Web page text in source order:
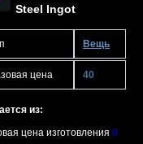
Steel Ingot
Вещь
цена 40
из:
цена изготовления 0